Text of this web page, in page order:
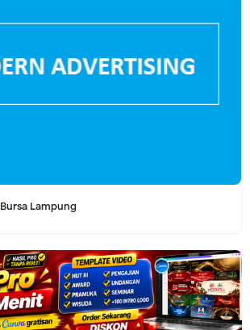
Bursa Lampung